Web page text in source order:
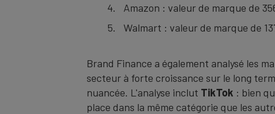
Amazon : valeur de marque de
Walmart : valeur de marque de
Brand Finance a également analysé les
secteur à forte croissance sur le long
nuancée. L'analyse inclut TikTok : bien
place dans la même catégorie que les